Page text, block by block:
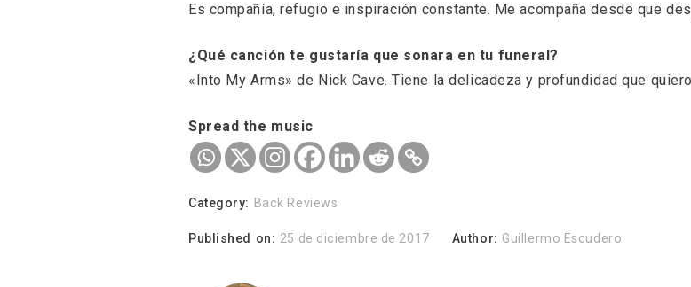
Es compañía, refugio e inspiración constante. Me acompaña desde que
¿Qué canción te gustaría que sonara en tu funeral?
«Into My Arms» de Nick Cave. Tiene la delicadeza y profundidad que
Spread the music
Category: Back Reviews
Published on: 25 de diciembre de 2017 Author: Guillermo Escudero